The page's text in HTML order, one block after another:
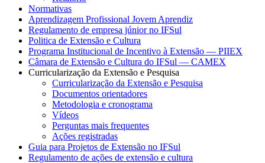
Normativas
Aprendizagem Profissional Jovem Aprendiz
Regulamento de empresa júnior no IFSul
Politica de Extensão e Cultura
Programa Institucional de Incentivo à Extensão — PIIEX
Câmara de Extensão e Cultura do IFSul — CAMEX
Curricularização da Extensão e Pesquisa
Curricularização da Extensão e Pesquisa
Documentos orientadores
Metodologia e cronograma
Vídeos
Perguntas mais frequentes
Ações registradas
Guia para Projetos de Extensão no IFSul
Regulamento de ações de extensão e cultura